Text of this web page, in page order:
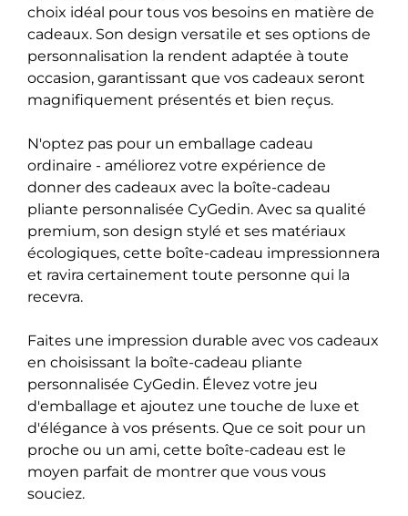
choix idéal pour tous vos besoins en matière de
cadeaux. Son design versatile et ses options de
personnalisation la rendent adaptée à toute
occasion, garantissant que vos cadeaux seront
magnifiquement présentés et bien reçus.
N'optez pas pour un emballage cadeau
ordinaire - améliorez votre expérience de
donner des cadeaux avec la boîte-cadeau
pliante personnalisée CyGedin. Avec sa qualité
premium, son design stylé et ses matériaux
écologiques, cette boîte-cadeau impressionnera
et ravira certainement toute personne qui la
recevra.
Faites une impression durable avec vos cadeaux
en choisissant la boîte-cadeau pliante
personnalisée CyGedin. Élevez votre jeu
d'emballage et ajoutez une touche de luxe et
d'élégance à vos présents. Que ce soit pour un
proche ou un ami, cette boîte-cadeau est le
moyen parfait de montrer que vous vous
souciez.